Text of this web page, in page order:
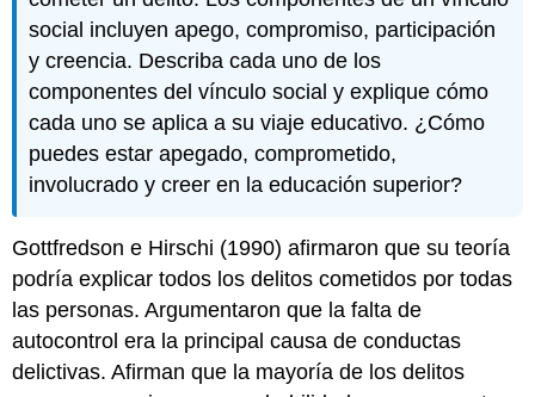
social incluyen apego, compromiso, participación
y creencia. Describa cada uno de los
componentes del vínculo social y explique cómo
cada uno se aplica a su viaje educativo. ¿Cómo
puedes estar apegado, comprometido,
involucrado y creer en la educación superior?
Gottfredson e Hirschi (1990) afirmaron que su teoría
podría explicar todos los delitos cometidos por todas
las personas. Argumentaron que la falta de
autocontrol era la principal causa de conductas
delictivas. Afirman que la mayoría de los delitos